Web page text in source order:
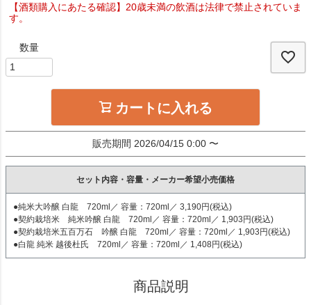
【酒類購入にあたる確認】20歳未満の飲酒は法律で禁止されていま
す。
カートに入れる
販売期間 2026/04/15 0:00 〜
セット内容・容量・メーカー希望小売価格
●純米大吟醸 白龍 720ml／ 容量：720ml／ 3,190円(税込)
●契約栽培米 純米吟醸 白龍 720ml／ 容量：720ml／ 1,903円(税込)
●契約栽培米五百万石 吟醸 白龍 720ml／ 容量：720ml／ 1,903円(税込)
●白龍 純米 越後杜氏 720ml／ 容量：720ml／ 1,408円(税込)
商品説明